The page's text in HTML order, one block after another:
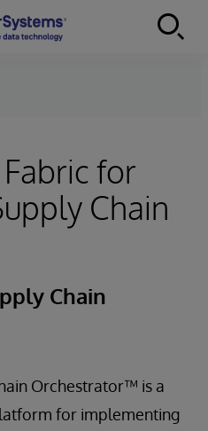
for
Chain
Chain
Orchestrator™ is a
for implementing